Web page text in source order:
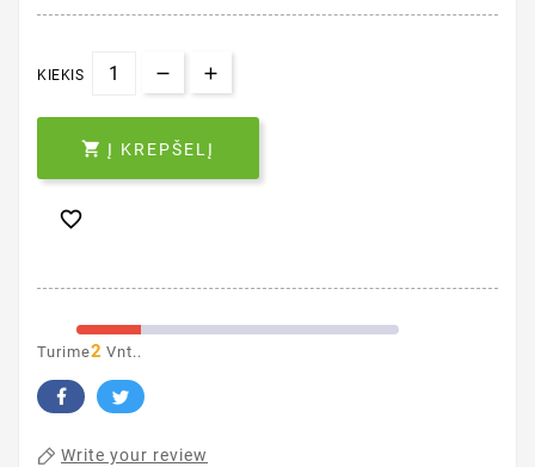
KIEKIS
 Į KREPŠELĮ

Turime2 Vnt..
Write your review